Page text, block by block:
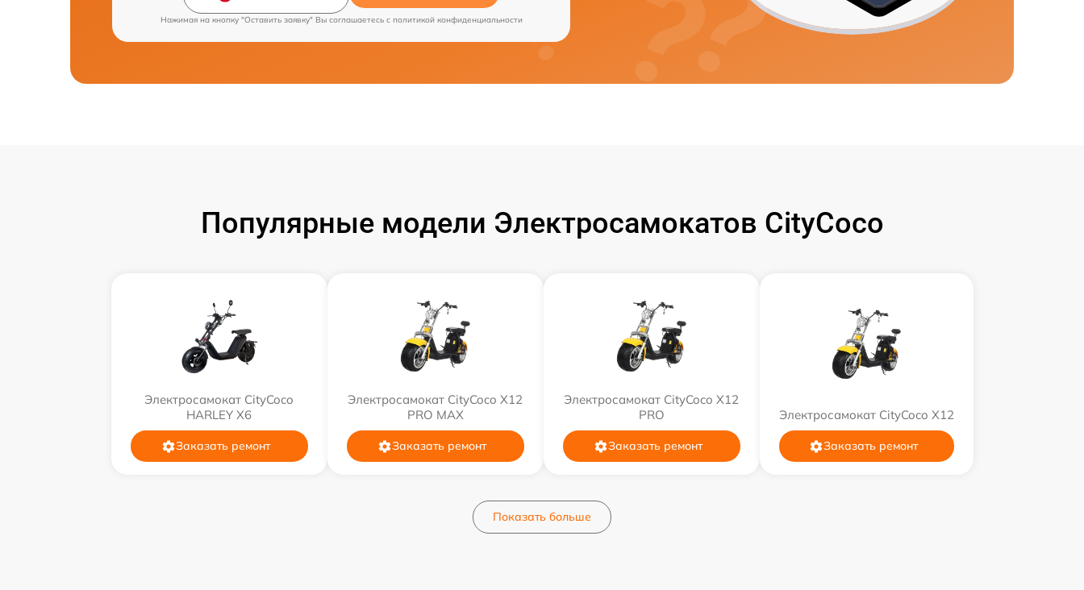
Нажимая на кнопку "Оставить заявку" Вы соглашаетесь c политикой конфиденциальности
Популярные модели Электросамокатов CityCoco
Электросамокат CityCoco
HARLEY X6
Заказать ремонт
Электросамокат CityCoco X12
PRO MAX
Заказать ремонт
Электросамокат CityCoco X12
PRO
Заказать ремонт
Электросамокат CityCoco X12
Заказать ремонт
Показать больше